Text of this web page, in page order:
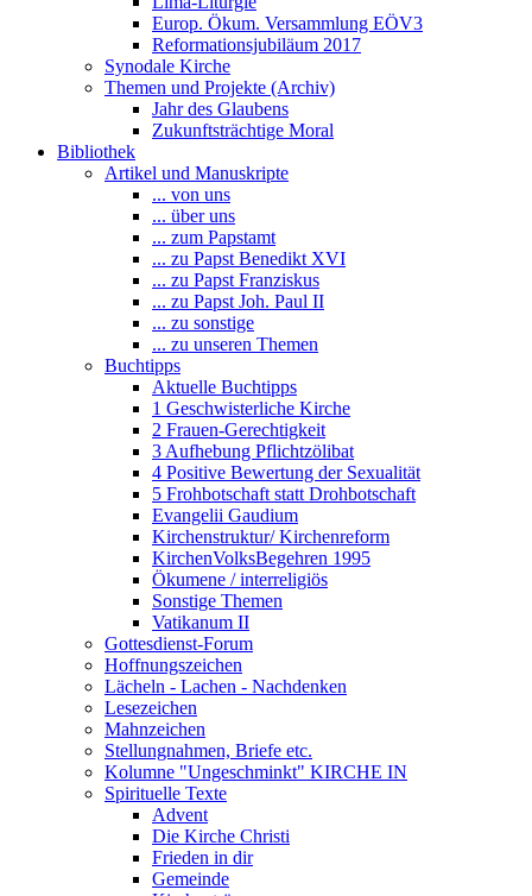
Europ. Ökum. Versammlung EÖV3
Reformationsjubiläum 2017
Synodale Kirche
Themen und Projekte (Archiv)
Jahr des Glaubens
Zukunftsträchtige Moral
Bibliothek
Artikel und Manuskripte
... von uns
... über uns
... zum Papstamt
... zu Papst Benedikt XVI
... zu Papst Franziskus
... zu Papst Joh. Paul II
... zu sonstige
... zu unseren Themen
Buchtipps
Aktuelle Buchtipps
1 Geschwisterliche Kirche
2 Frauen-Gerechtigkeit
3 Aufhebung Pflichtzölibat
4 Positive Bewertung der Sexualität
5 Frohbotschaft statt Drohbotschaft
Evangelii Gaudium
Kirchenstruktur/ Kirchenreform
KirchenVolksBegehren 1995
Ökumene / interreligiös
Sonstige Themen
Vatikanum II
Gottesdienst-Forum
Hoffnungszeichen
Lächeln - Lachen - Nachdenken
Lesezeichen
Mahnzeichen
Stellungnahmen, Briefe etc.
Kolumne "Ungeschminkt" KIRCHE IN
Spirituelle Texte
Advent
Die Kirche Christi
Frieden in dir
Gemeinde